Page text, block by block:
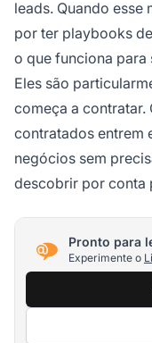
leads. Quando
por ter playbooks
o que funciona para
Eles são
começa a
contratados entrem
negócios sem
descobrir por conta
Pronto para
Experimente o